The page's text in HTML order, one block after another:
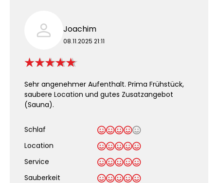
Joachim
08.11.2025 21:11
Sehr angenehmer Aufenthalt. Prima Frühstück,
saubere Location und gutes Zusatzangebot
(Sauna).
Schlaf
Location
Service
Sauberkeit